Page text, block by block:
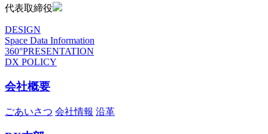
代表取締役
DESIGN
Space Data Information
360°PRESENTATION
DX POLICY
会社概要
ごあいさつ 会社情報 沿革